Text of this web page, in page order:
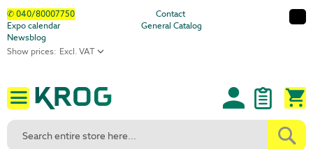
Skip
to
Content
✆ 040/80007750
Contact
Expo calendar
General Catalog
Newsblog
Show prices: